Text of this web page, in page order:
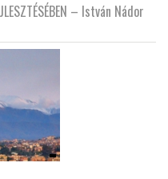
– István Nádor